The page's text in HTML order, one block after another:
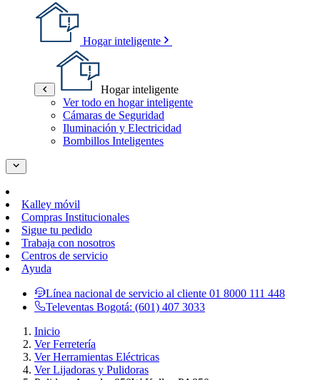
Hogar inteligente
Hogar inteligente
Ver todo en hogar inteligente
Cámaras de Seguridad
Iluminación y Electricidad
Bombillos Inteligentes
Kalley móvil
Compras Institucionales
Sigue tu pedido
Trabaja con nosotros
Centros de servicio
Ayuda
Línea nacional de servicio al cliente 01 8000 111 448
Televentas Bogotá: (601) 407 3033
Inicio
Ver Ferretería
Ver Herramientas Eléctricas
Ver Lijadoras y Pulidoras